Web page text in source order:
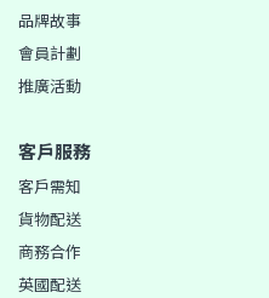
品牌故事
會員計劃
推廣活動
客戶服務
客戶需知
貨物配送
商務合作
英國配送